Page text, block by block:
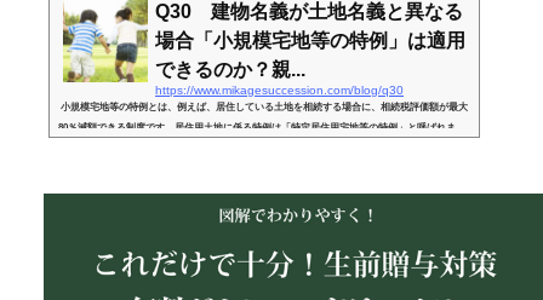
Q30 建物名義が土地名義と異なる
場合「小規模宅地等の特例」は適用
できるのか？親...
https://www.mikagesuccession.com/blog/q30
小規模宅地等の特例とは、例えば、居住している土地を相続する場合に、相続税評価額が最大
80％減額できる制度です。居住用土地に係る特例は「特定居住用宅地等の特例」と呼ばれま
ういった「建物名義」が「土地名義」と異なる場合に、特例の適用ができる...